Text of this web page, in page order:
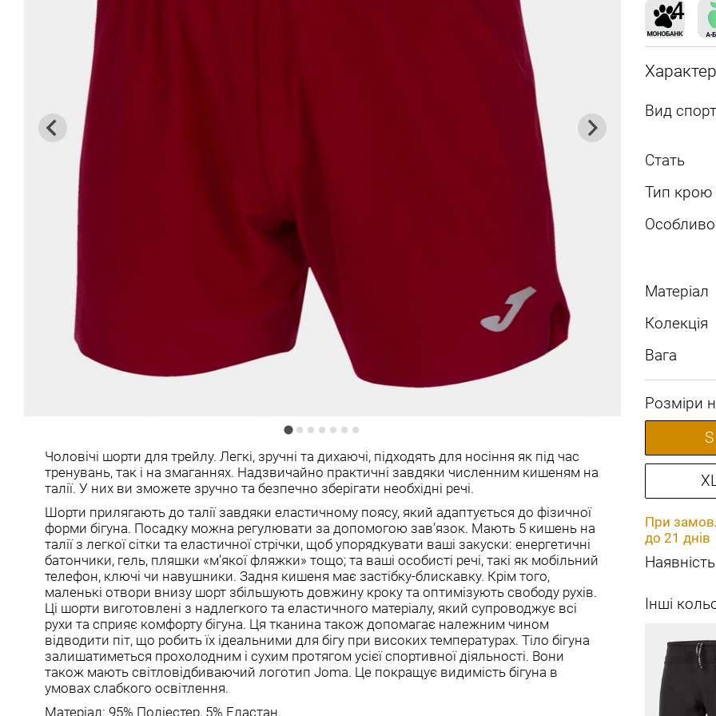
Чоловічі шорти для трейлу. Легкі, зручні та дихаючі, підходять для носіння як під час
тренувань, так і на змаганнях. Надзвичайно практичні завдяки численним кишеням на
талії. У них ви зможете зручно та безпечно зберігати необхідні речі.
Шорти прилягають до талії завдяки еластичному поясу, який адаптується до фізичної
форми бігуна. Посадку можна регулювати за допомогою зав’язок. Мають 5 кишень на
талії з легкої сітки та еластичної стрічки, щоб упорядкувати ваші закуски: енергетичні
батончики, гель, пляшки «м'якої фляжки» тощо; та ваші особисті речі, такі як мобільний
телефон, ключі чи навушники. Задня кишеня має застібку-блискавку. Крім того,
маленькі отвори внизу шорт збільшують довжину кроку та оптимізують свободу рухів.
Ці шорти виготовлені з надлегкого та еластичного матеріалу, який супроводжує всі
рухи та сприяє комфорту бігуна. Ця тканина також допомагає належним чином
відводити піт, що робить їх ідеальними для бігу при високих температурах. Тіло бігуна
залишатиметься прохолодним і сухим протягом усієї спортивної діяльності. Вони
також мають світловідбиваючий логотип Joma. Це покращує видимість бігуна в
умовах слабкого освітлення.
Матеріал: 95% Поліестер, 5% Еластан.
Вид
Стать
Тип крою
Матеріал
Колекція
Вага
Розміри
S
При
до 21 днів
Наявність
Інші